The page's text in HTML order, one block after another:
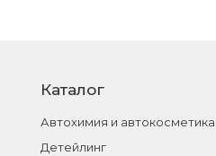
Каталог
Автохимия и автокосметика
Детейлинг